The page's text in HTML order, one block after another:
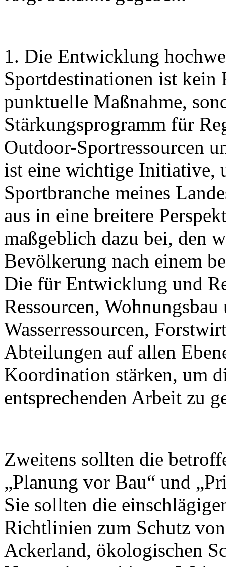
1. Die Entwicklung
Sportdestinationen ist kein
punktuelle Maßnahme,
Stärkungsprogramm für
Outdoor-Sportressourcen
ist eine wichtige Initiative,
Sportbranche meines
aus in eine breitere
maßgeblich dazu bei, den
Bevölkerung nach einem
Die für Entwicklung und
Ressourcen,
Wasserressourcen,
Abteilungen auf allen
Koordination stärken, um
entsprechenden Arbeit zu
Zweitens sollten die
„Planung vor Bau“ und
Sie sollten die
Richtlinien zum Schutz
Ackerland, ökologischen